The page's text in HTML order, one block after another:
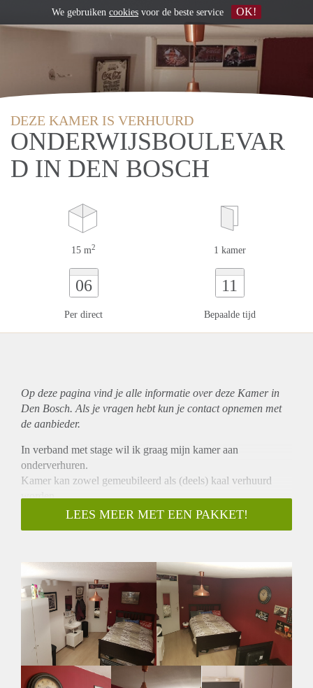
DEZE KAMER IS VERHUURD
ONDERWIJSBOULEVAR
D IN DEN BOSCH
15 m2 1 kamer
06
Per direct
11
Bepaalde tijd
Op deze pagina vind je alle informatie over deze Kamer in
Den Bosch. Als je vragen hebt kun je contact opnemen met
de aanbieder.
In verband met stage wil ik graag mijn kamer aan
onderverhuren.
Kamer kan zowel gemeubileerd als (deels) kaal verhuurd
worden.
Plus punten:
5 min naar Station lopen.
Wasmachine en droger gratis aanwezig.
Goed onderhouden douche en keuken. (gedeeld met 3
personen)
Smart TV, bed, matras, bureau, koelkast, vriezer, lampen en
alle mikmak om verder te leven.
Kosten zijn 320 euro per maand incl. gas water licht.
Gemeubileerd kost 20 euro per maand extra.
Wiffi is 11.06 (sterk) per maand extra.
LEES MEER MET EEN PAKKET!
We gebruiken cookies voor de beste service OK!